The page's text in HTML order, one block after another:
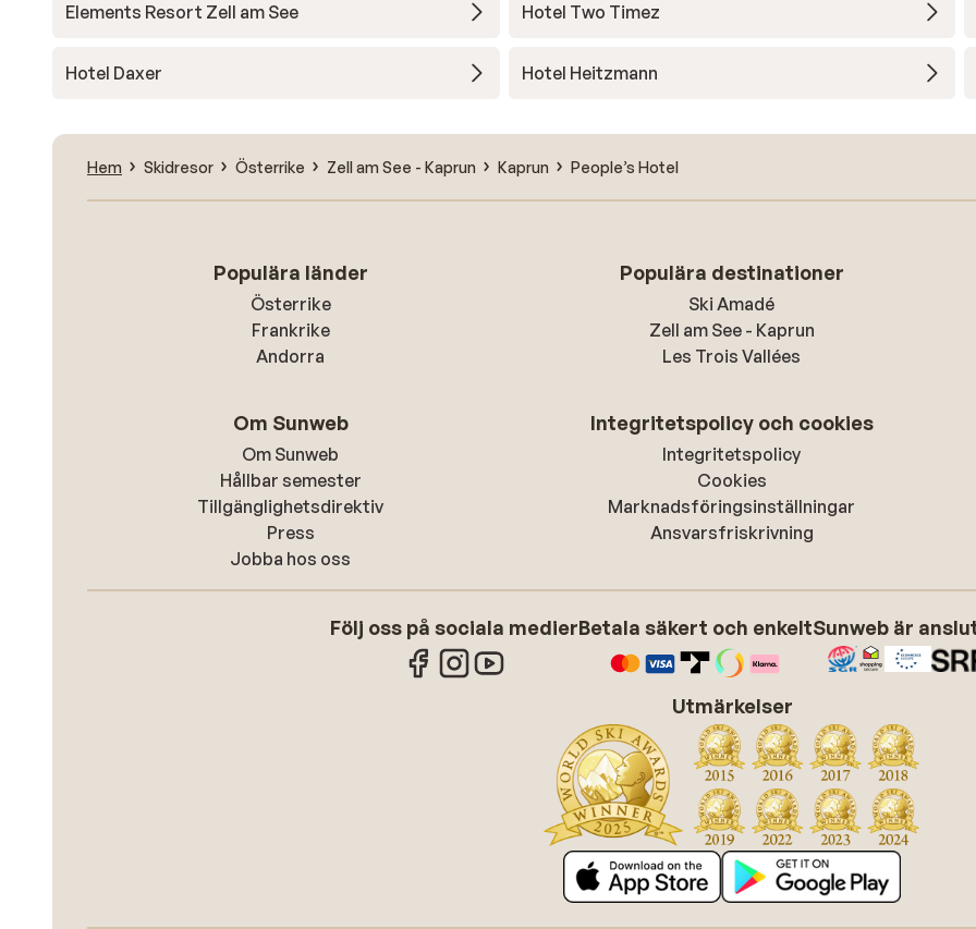
Elements Resort Zell am See Hotel Two Timez
Hotel Daxer Hotel Heitzmann
Hem Skidresor Österrike Zell am See - Kaprun Kaprun People’s Hotel
Populära länder
Österrike
Frankrike
Andorra
Populära destinationer
Ski Amadé
Zell am See - Kaprun
Les Trois Vallées
Om Sunweb
Om Sunweb
Hållbar semester
Tillgänglighetsdirektiv
Press
Jobba hos oss
Integritetspolicy och cookies
Integritetspolicy
Cookies
Marknadsföringsinställningar
Ansvarsfriskrivning
Följ oss på sociala medierBetala säkert och enkeltSunweb är
Utmärkelser